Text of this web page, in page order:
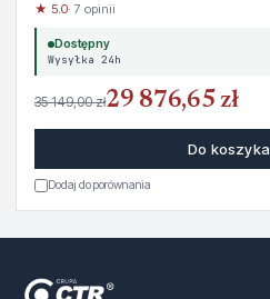
★ 5.0· 7 opinii
Dostępny
Wysyłka 24h
35 149,00 zł29 876,65 zł
Do koszyka
Dodaj do porównania